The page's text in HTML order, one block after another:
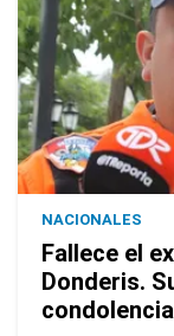
NACIONALES
Fallece el
Donderis.